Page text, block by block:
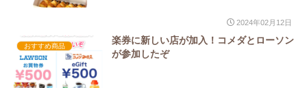
2024年02月12日
おすすめ商品
楽券に新しい店が加入！コメダとローソン
が参加したぞ